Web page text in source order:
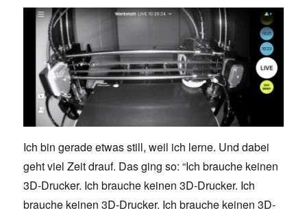
Ich bin gerade etwas still, weil ich lerne. Und dabei
geht viel Zeit drauf. Das ging so: “Ich brauche keinen
3D-Drucker. Ich brauche keinen 3D-Drucker. Ich
brauche keinen 3D-Drucker. Ich brauche keinen 3D-